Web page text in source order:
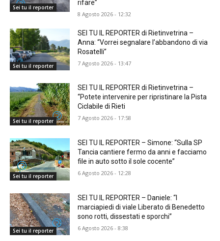
Sei tu il reporter
rifare”
8 Agosto 2026 - 12:32
Sei tu il reporter
SEI TU IL REPORTER di Rietinvetrina –
Anna: “Vorrei segnalare l’abbandono di via
Rosatelli”
7 Agosto 2026 - 13:47
Sei tu il reporter
SEI TU IL REPORTER di Rietinvetrina –
“Potete intervenire per ripristinare la Pista
Ciclabile di Rieti
7 Agosto 2026 - 17:58
Sei tu il reporter
SEI TU IL REPORTER – Simone: “Sulla SP
Tancia cantiere fermo da anni e facciamo
file in auto sotto il sole cocente”
6 Agosto 2026 - 12:28
Sei tu il reporter
SEI TU IL REPORTER – Daniele: “I
marciapiedi di viale Liberato di Benedetto
sono rotti, dissestati e sporchi”
6 Agosto 2026 - 8:38